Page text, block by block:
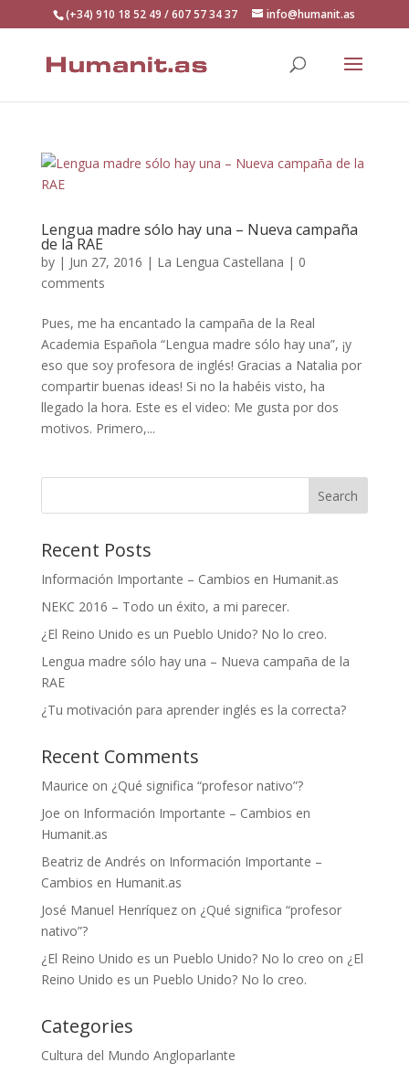
(+34) 910 18 52 49 / 607 57 34 37 info@humanit.as
Lengua madre sólo hay una – Nueva campaña
de la RAE
by | Jun 27, 2016 | La Lengua Castellana | 0
comments
Pues, me ha encantado la campaña de la Real
Academia Española “Lengua madre sólo hay una”, ¡y
eso que soy profesora de inglés! Gracias a Natalia por
compartir buenas ideas! Si no la habéis visto, ha
llegado la hora. Este es el video: Me gusta por dos
motivos. Primero,...
Recent Posts
Información Importante – Cambios en Humanit.as
NEKC 2016 – Todo un éxito, a mi parecer.
¿El Reino Unido es un Pueblo Unido? No lo creo.
Lengua madre sólo hay una – Nueva campaña de la
RAE
¿Tu motivación para aprender inglés es la correcta?
Recent Comments
Maurice on ¿Qué significa “profesor nativo”?
Joe on Información Importante – Cambios en
Humanit.as
Beatriz de Andrés on Información Importante –
Cambios en Humanit.as
José Manuel Henríquezon ¿Qué significa “profesor
nativo”?
¿El Reino Unido es un Pueblo Unido? No lo creo on ¿El
Reino Unido es un Pueblo Unido? No lo creo.
Categories
Cultura del Mundo Angloparlante